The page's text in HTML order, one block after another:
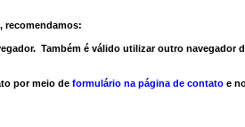
recomendamos:
Também é válido utilizar outro navegador
por meio de formulário na página de contato e